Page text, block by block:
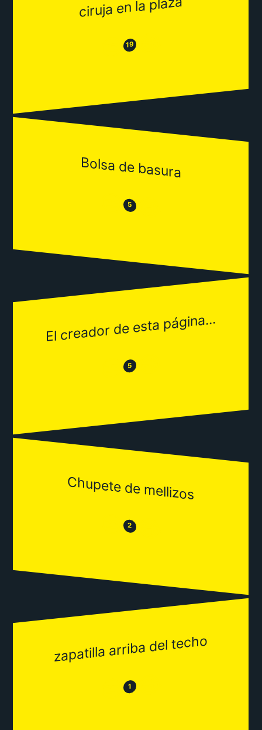
ciruja en la plaza
😒 19 😂
Bolsa de basura
😒 5 😂
El creador de esta página...
😒 5 😂
Chupete de mellizos
😒 2 😂
zapatilla arriba del techo
😒 1 😂